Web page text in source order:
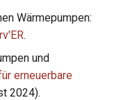
Wärmepumpen:
.
und
erneuerbare
2024).